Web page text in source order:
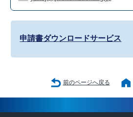
申請書ダウンロードサービス
前のページへ戻る